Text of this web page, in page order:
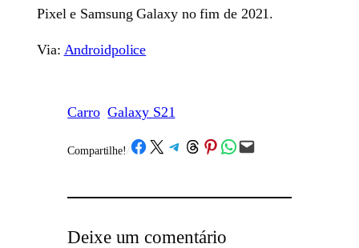
Pixel e Samsung Galaxy no fim de 2021.
Via: Androidpolice
Carro Galaxy S21
Compartilhe! /Share on Facebook
Share on X Share on Telegram
Share on Threads
Share on Pinterest
Share on WhatsApp
Email this Page
Deixe um comentário